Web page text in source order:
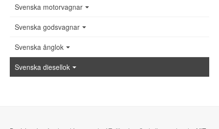
Svenska motorvagnar
Svenska godsvagnar
Svenska ånglok
Svenska diesellok